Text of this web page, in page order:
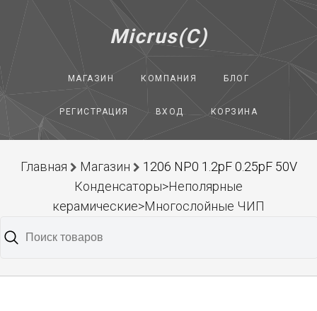
Micrus(C)
МАГАЗИН КОМПАНИЯ БЛОГ
РЕГИСТРАЦИЯ ВХОД КОРЗИНА
Главная Магазин
1206 NP0 1.2pF 0.25pF 50V
Конденсаторы>Неполярные
керамические>Многослойные ЧИП